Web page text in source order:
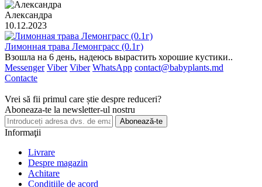
Александра
10.12.2023
Лимонная трава Лемонграсс (0.1г)
Взошла на 6 день, надеюсь вырастить хорошие кустики..
Messenger Viber Viber WhatsApp contact@babyplants.md
Contacte
Vrei să fii primul care știe despre reduceri?
Aboneaza-te la newsletter-ul nostru
Abonează-te
Informaţii
Livrare
Despre magazin
Achitare
Condițiile de acord